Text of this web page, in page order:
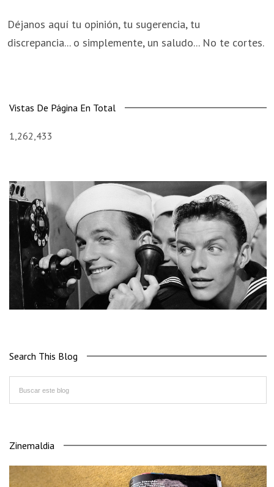
Déjanos aquí tu opinión, tu sugerencia, tu
discrepancia... o simplemente, un saludo... No te cortes.
Vistas De Página En Total
1,262,433
Search This Blog
Zinemaldia